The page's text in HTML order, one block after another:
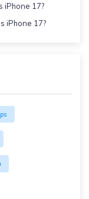
iPhone 17?
iPhone 17?